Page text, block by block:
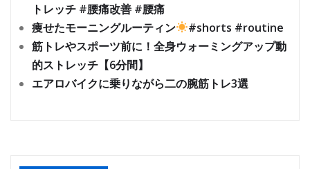
トレッチ #腰痛改善 #腰痛
痩せたモーニングルーティン
#shorts #routine
筋トレやスポーツ前に！全身ウォーミングアップ動
的ストレッチ【6分間】
エアロバイクに乗りながら二の腕筋トレ3選